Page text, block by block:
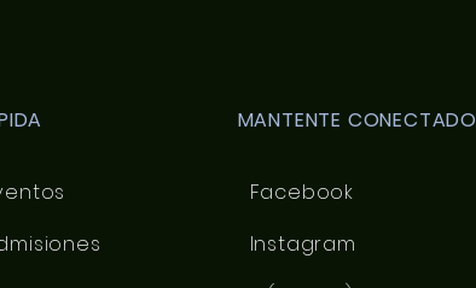
MANTENTE CONECTADO
Facebook
Instagram